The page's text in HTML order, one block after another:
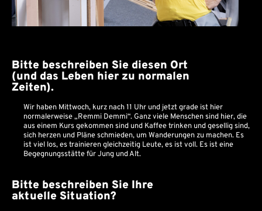
Bitte beschreiben Sie diesen Ort
(und das Leben hier zu normalen
Zeiten).
Wir haben Mittwoch, kurz nach 11 Uhr und jetzt grade ist hier
normalerweise „Remmi Demmi“. Ganz viele Menschen sind hier, die
aus einem Kurs gekommen sind und Kaffee trinken und gesellig sind,
sich herzen und Pläne schmieden, um Wanderungen zu machen. Es
ist viel los, es trainieren gleichzeitig Leute, es ist voll. Es ist eine
Begegnungsstätte für Jung und Alt.
Bitte beschreiben Sie Ihre
aktuelle Situation?